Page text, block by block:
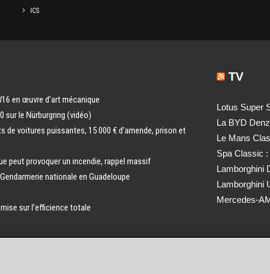
ICS
en œuvre d’art mécanique
sur le Nürburgring (vidéo)
voitures puissantes, 15 000 € d’amende, prison et
peut provoquer un incendie, rappel massif
nationale en Guadeloupe
sur l’efficience totale
TV
Lotus Super
La BYD
Le Mans
Spa Classic
Lamborghini
Lamborghini
Mercedes-